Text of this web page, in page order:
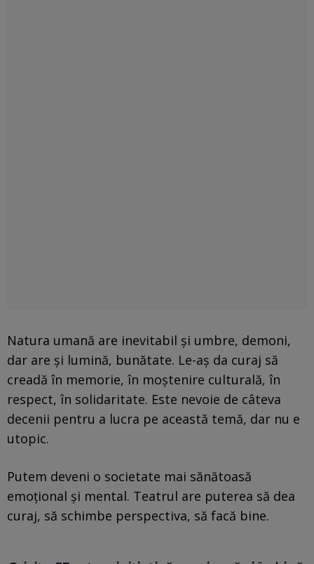
Natura umană are inevitabil și umbre, demoni,
dar are și lumină, bunătate. Le-aș da curaj să
creadă în memorie, în moștenire culturală, în
respect, în solidaritate. Este nevoie de câteva
decenii pentru a lucra pe această temă, dar nu e
utopic.
Putem deveni o societate mai sănătoasă
emoțional și mental. Teatrul are puterea să dea
curaj, să schimbe perspectiva, să facă bine.